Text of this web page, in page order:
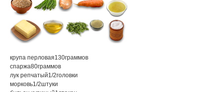
крупа перловая130граммов
спаржа80граммов
лук репчатый1/2головки
морковь1/2штуки